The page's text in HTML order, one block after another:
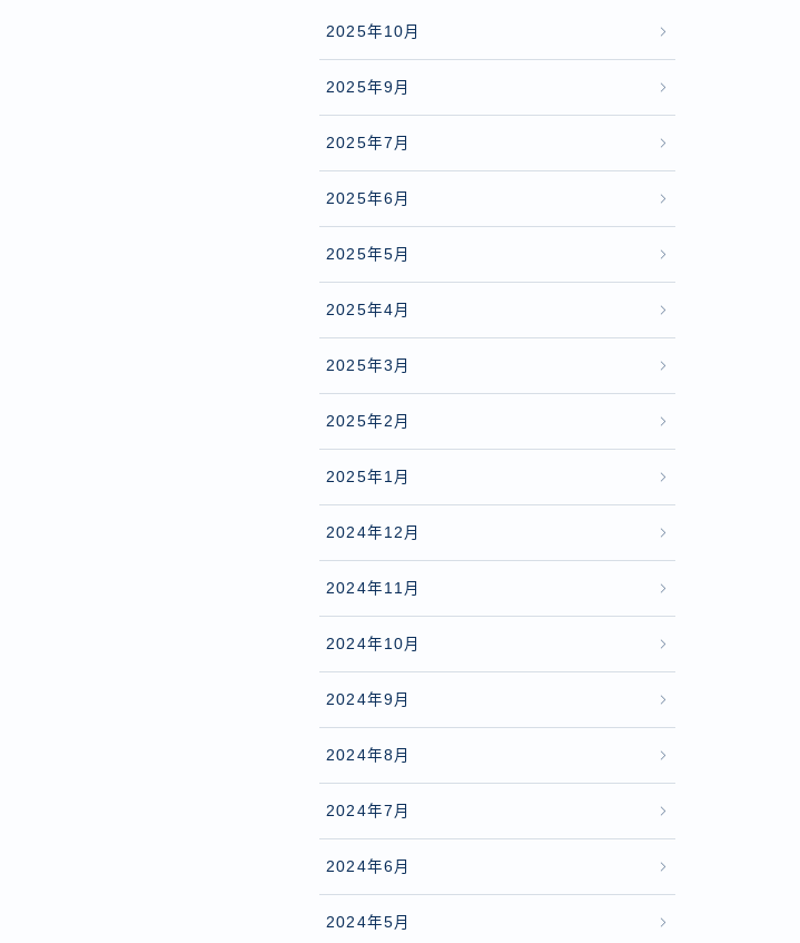
2025年10月
2025年9月
2025年7月
2025年6月
2025年5月
2025年4月
2025年3月
2025年2月
2025年1月
2024年12月
2024年11月
2024年10月
2024年9月
2024年8月
2024年7月
2024年6月
2024年5月